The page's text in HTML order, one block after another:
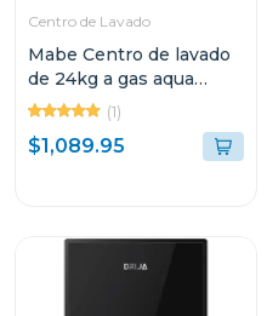
Centro de Lavado
Mabe Centro de lavado
de 24kg a gas aqua
energy color gris
(1)
$1,089.95